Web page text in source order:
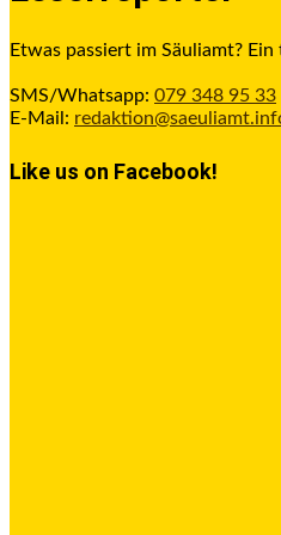
Etwas passiert im Säuliamt?
SMS/Whatsapp: 079 348 95 33
E-Mail:
Like us on Facebook!